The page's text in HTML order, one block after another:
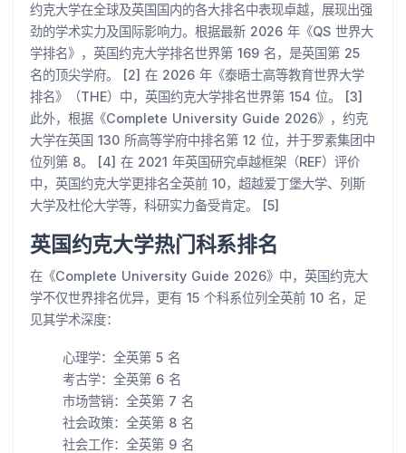
约克大学在全球及英国国内的各大排名中表现卓越，展现出强
劲的学术实力及国际影响力。根据最新 2026 年《QS 世界大
学排名》，英国约克大学排名世界第 169 名，是英国第 25
名的顶尖学府。 [2] 在 2026 年《泰晤士高等教育世界大学
排名》（THE）中，英国约克大学排名世界第 154 位。 [3]
此外，根据《Complete University Guide 2026》，约克
大学在英国 130 所高等学府中排名第 12 位，并于罗素集团中
位列第 8。 [4] 在 2021 年英国研究卓越框架（REF）评价
中，英国约克大学更排名全英前 10，超越爱丁堡大学、列斯
大学及杜伦大学等，科研实力备受肯定。 [5]
英国约克大学热门科系排名
在《Complete University Guide 2026》中，英国约克大
学不仅世界排名优异，更有 15 个科系位列全英前 10 名，足
见其学术深度：
心理学：全英第 5 名
考古学：全英第 6 名
市场营销：全英第 7 名
社会政策：全英第 8 名
社会工作：全英第 9 名